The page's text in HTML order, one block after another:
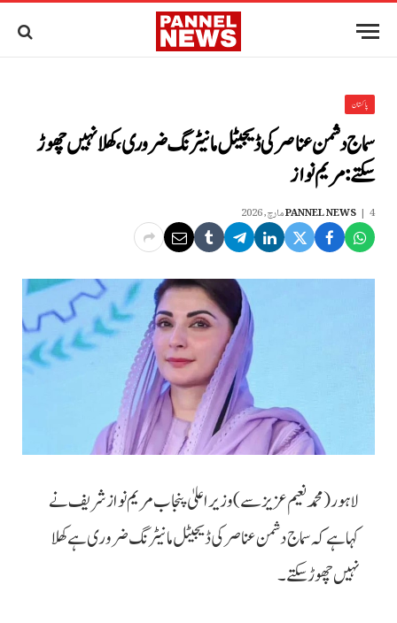
پاکستان
سماج دشمن عناصر کی ڈیجیٹل مانیٹرنگ ضروری، کھلا نہیں چھوڑ
سکتے: مریم نواز
PANNEL NEWS 4 مارچ, 2026
لاہور(محمد نعیم عزیز سے) وزیراعلیٰ پنجاب مریم نواز شریف نے
کہا ہے کہ سماج دشمن عناصر کی ڈیجیٹل مانیٹرنگ ضروری ہے کھلا
نہیں چھوڑ سکتے۔